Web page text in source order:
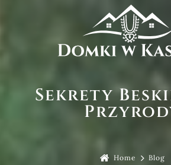
Wyżywienie
Promocje
Galeria
Skrzaty
Sekrety
Home Blog